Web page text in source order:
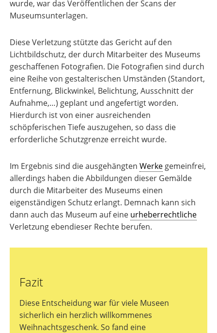
wurde, war das Veröffentlichen der Scans der
Museumsunterlagen.
Diese Verletzung stützte das Gericht auf den
Lichtbildschutz, der durch Mitarbeiter des Museums
geschaffenen Fotografien. Die Fotografien sind durch
eine Reihe von gestalterischen Umständen (Standort,
Entfernung, Blickwinkel, Belichtung, Ausschnitt der
Aufnahme,…) geplant und angefertigt worden.
Hierdurch ist von einer ausreichenden
schöpferischen Tiefe auszugehen, so dass die
erforderliche Schutzgrenze erreicht wurde.
Im Ergebnis sind die ausgehängten Werke gemeinfrei,
allerdings haben die Abbildungen dieser Gemälde
durch die Mitarbeiter des Museums einen
eigenständigen Schutz erlangt. Demnach kann sich
dann auch das Museum auf eine urheberrechtliche
Verletzung ebendieser Rechte berufen.
Fazit
Diese Entscheidung war für viele Museen
sicherlich ein herzlich willkommenes
Weihnachtsgeschenk. So fand eine